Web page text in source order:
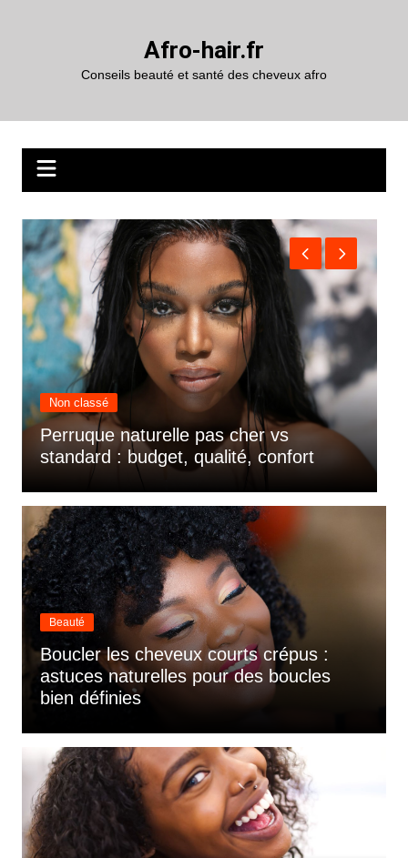
Afro-hair.fr
Conseils beauté et santé des cheveux afro
Perruque
Perruques prises en charge par la
sécurité sociale en 2026
Beauté
Boucler les cheveux courts crépus :
astuces naturelles pour des boucles
bien définies